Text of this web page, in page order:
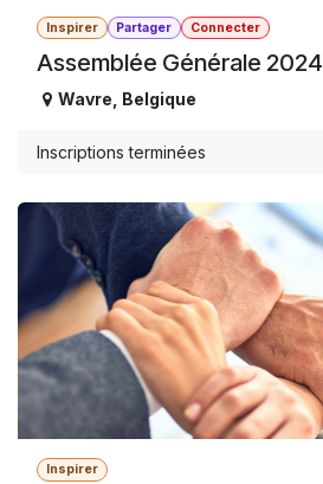
Inspirer Partager Connecter
Assemblée Générale 2024
Wavre Belgique
Inscriptions terminées
Inspirer